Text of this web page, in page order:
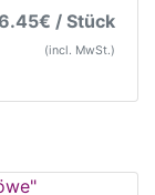
/ Stück
(incl. MwSt.)